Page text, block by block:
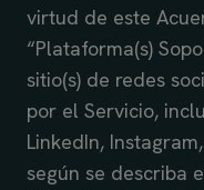
virtud de este
“Plataforma(s)
sitio(s) de redes
por el Servicio,
LinkedIn,
según se describa